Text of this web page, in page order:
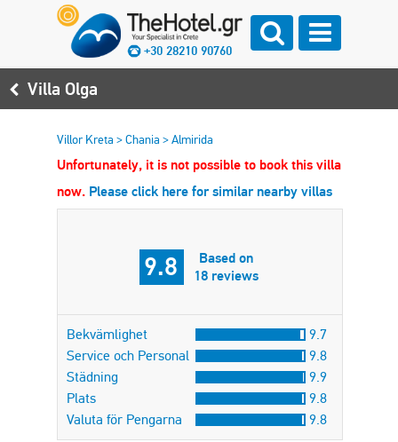
+30 28210 90760
Villa Olga
Villor Kreta >Chania >Almirida
Unfortunately, it is not possible to book this villa
now. Please click here for similar nearby villas
9.8
Based on
18 reviews
Bekvämlighet
9.7
Service och Personal
9.8
Städning
9.9
Plats
9.8
Valuta för Pengarna
9.8